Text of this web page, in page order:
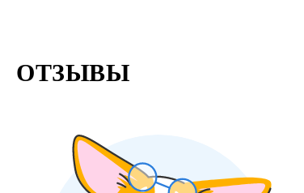
ОТЗЫВЫ